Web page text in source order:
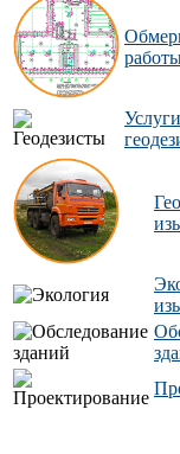
Услуги